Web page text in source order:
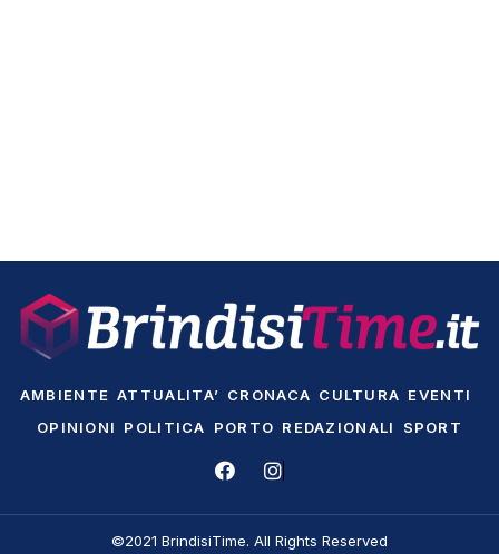
AMBIENTE ATTUALITA’ CRONACA CULTURA EVENTI
OPINIONI
POLITICA PORTO REDAZIONALI SPORT
©2021 BrindisiTime. All Rights Reserved